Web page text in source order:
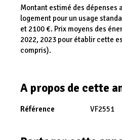
Montant estimé des dépenses
logement pour un usage
et 2100 €. Prix moyens des
2022, 2023 pour établir cette
compris).
A propos de cette
Référence VF2551